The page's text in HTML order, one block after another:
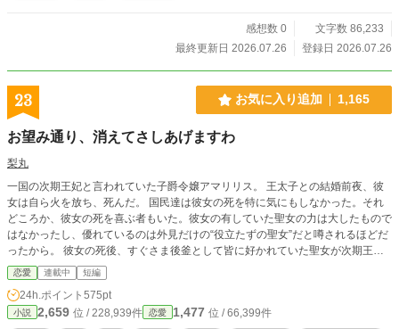
感想数 0
文字数 86,233
最終更新日 2026.07.26
登録日 2026.07.26
23 お気に入り追加 1,165
お望み通り、消えてさしあげますわ
梨丸
一国の次期王妃と言われていた子爵令嬢アマリリス。 王太子との結婚前夜、彼
女は自ら火を放ち、死んだ。 国民達は彼女の死を特に気にもしなかった。それ
どころか、彼女の死を喜ぶ者もいた。彼女の有していた聖女の力は大したもので
はなかったし、優れているのは外見だけの“役立たずの聖女”だと噂されるほどだ
ったから。 彼女の死後、すぐさま後釜として皆に好かれていた聖女が次期王妃
に召し上げられた。 この国はより豊かになる、皆はそう確信した。 だが、“役立
たずの聖女”アマリリスの死後──着実に崩壊は始まっていた。 ※投稿してか
ら、誤字脱字などの修正やわかりにくい部分の補足をすることがあります。(話
の筋は変わらないのでご安心ください。) ※この調子だと短編になりそうです。
恋愛 連載中 短編
24h.ポイント 575pt
小説 2,659 位 / 228,939件 恋愛 1,477 位 / 66,399件